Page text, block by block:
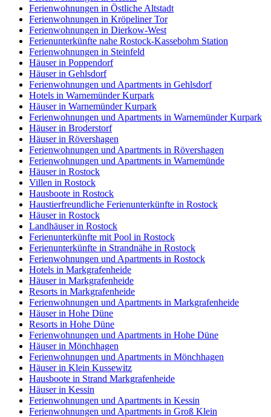
Ferienwohnungen in Östliche Altstadt
Ferienwohnungen in Kröpeliner Tor
Ferienwohnungen in Dierkow-West
Ferienunterkünfte nahe Rostock-Kassebohm Station
Ferienwohnungen in Steinfeld
Häuser in Poppendorf
Häuser in Gehlsdorf
Ferienwohnungen und Apartments in Gehlsdorf
Hotels in Warnemünder Kurpark
Häuser in Warnemünder Kurpark
Ferienwohnungen und Apartments in Warnemünder Kurpark
Häuser in Broderstorf
Häuser in Rövershagen
Ferienwohnungen und Apartments in Rövershagen
Ferienwohnungen und Apartments in Warnemünde
Häuser in Rostock
Villen in Rostock
Hausboote in Rostock
Haustierfreundliche Ferienunterkünfte in Rostock
Häuser in Rostock
Landhäuser in Rostock
Ferienunterkünfte mit Pool in Rostock
Ferienunterkünfte in Strandnähe in Rostock
Ferienwohnungen und Apartments in Rostock
Hotels in Markgrafenheide
Häuser in Markgrafenheide
Resorts in Markgrafenheide
Ferienwohnungen und Apartments in Markgrafenheide
Häuser in Hohe Düne
Resorts in Hohe Düne
Ferienwohnungen und Apartments in Hohe Düne
Häuser in Mönchhagen
Ferienwohnungen und Apartments in Mönchhagen
Häuser in Klein Kussewitz
Hausboote in Strand Markgrafenheide
Häuser in Kessin
Ferienwohnungen und Apartments in Kessin
Ferienwohnungen und Apartments in Groß Klein